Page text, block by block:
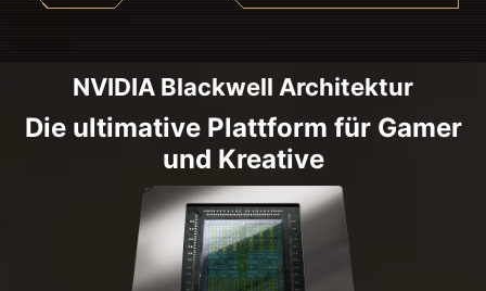
NVIDIA Blackwell Architektur
Die ultimative Plattform für Gamer
und Kreative